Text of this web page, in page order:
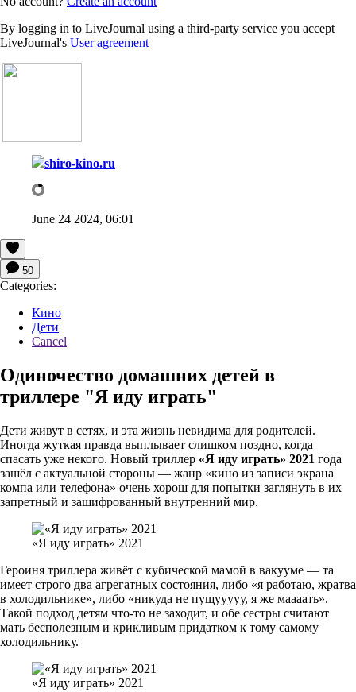
By logging in to LiveJournal using a third-party service you accept
LiveJournal's User agreement
shiro-kino.ru
June 24 2024, 06:01
50
Categories:
Кино
Дети
Cancel
Одиночество домашних детей в
триллере "Я иду играть"
Дети живут в сетях, и эта жизнь невидима для родителей.
Иногда жуткая правда выплывает слишком поздно, когда
спасать уже некого. Новый триллер «Я иду играть» 2021 года
зашёл с актуальной стороны — жанр «кино из записи экрана
компа или телефона» очень хорош для попытки заглянуть в их
запретный и зашифрованный внутренний мир.
«Я иду играть» 2021
Героиня триллера живёт с кубической мамой в вакууме — та
имеет строго два агрегатных состояния, либо «я работаю, жратва
в холодильнике», либо «никуда не пущууууу, я же маааать».
Такой подход детям что-то не заходит, и обе сестры считают
мать бесполезным и крикливым придатком к тому самому
холодильнику.
«Я иду играть» 2021